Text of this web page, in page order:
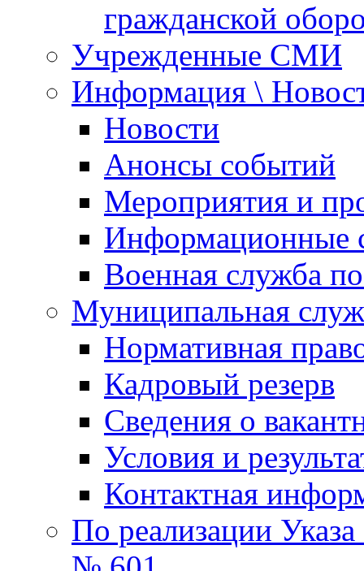
гражданской
Учрежденные СМИ
Информация \
Новости
Анонсы событий
Мероприятия и
Информационные
Военная служба
Муниципальная
Нормативная
Кадровый резерв
Сведения о
Условия и
Контактная
По реализации